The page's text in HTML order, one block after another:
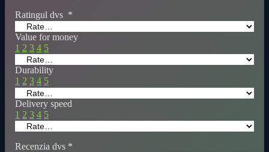
Ratingul dvs *
Value for money
1 2 3 4 5
Durability
1 2 3 4 5
Delivery speed
1 2 3 4 5
Recenzia dvs *